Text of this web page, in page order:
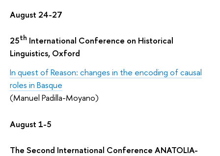
August 24-27
25th International Conference on Historical
Linguistics, Oxford
In quest of Reason: changes in the encoding of causal
roles in Basque
(Manuel Padilla-Moyano)
August 1-5
The Second International Conference ANATOLIA-